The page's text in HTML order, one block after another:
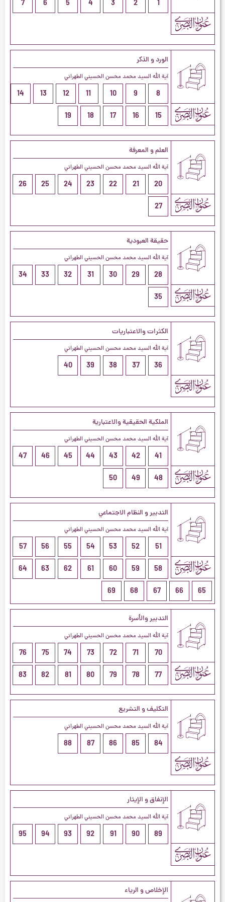
1
2
3
4
5
6
7
الورد و الذكر
آية الله السيد محمد محسن الحسيني الطهراني
8
9
10
11
12
13
14
15
16
17
18
19
العلم و المعرفة
آية الله السيد محمد محسن الحسيني الطهراني
20
21
22
23
24
25
26
27
حقيقة العبودية
آية الله السيد محمد محسن الحسيني الطهراني
28
29
30
31
32
33
34
35
الكثرات والاعتباريات
آية الله السيد محمد محسن الحسيني الطهراني
36
37
38
39
40
الملكية الحقيقية والاعتبارية
آية الله السيد محمد محسن الحسيني الطهراني
41
42
43
44
45
46
47
48
49
50
التدبير و النظام الاجتماعي
آية الله السيد محمد محسن الحسيني الطهراني
51
52
53
54
55
56
57
58
59
60
61
62
63
64
65
66
67
68
69
التدبير والأسرة
آية الله السيد محمد محسن الحسيني الطهراني
70
71
72
73
74
75
76
77
78
79
80
81
82
83
التكليف و التشريع
آية الله السيد محمد محسن الحسيني الطهراني
84
85
86
87
88
الإنفاق و الإيثار
آية الله السيد محمد محسن الحسيني الطهراني
89
90
91
92
93
94
95
الإخلاص و الرياء